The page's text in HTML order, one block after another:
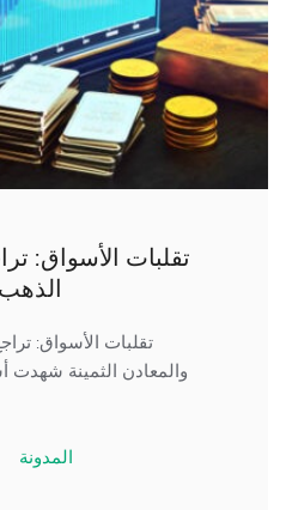
تقلبات الأسواق:
تقلبات الأسواق:
والمعادن الثمينة شهدت
المدونة